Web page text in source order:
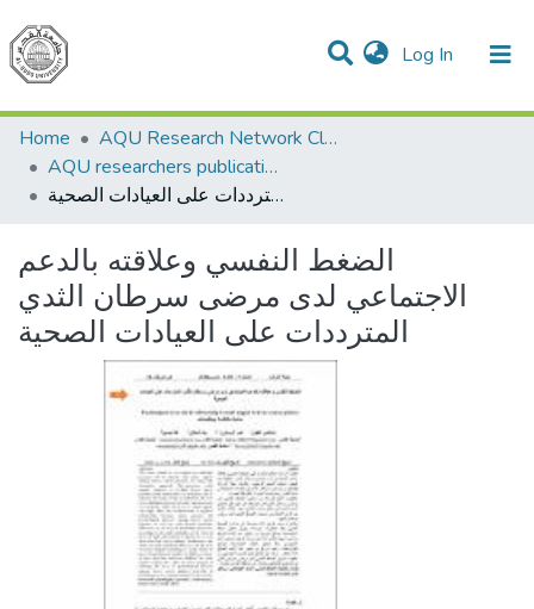
Log In (current)
Communities & Collections
All of DSpace
Home
AQU Research Network Clusters
AQU researchers publications
الضغط النفسي وعلاقته بالدعم الاجتماعي لدى مرضى سرطان الثدي المترددات على العيادات الصحية
الضغط النفسي وعلاقته بالدعم
الاجتماعي لدى مرضى سرطان الثدي
المترددات على العيادات الصحية